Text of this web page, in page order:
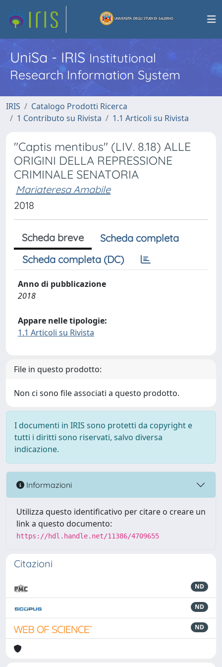
UniSa - IRISInstitutional
Research Information System
IRIS
Catalogo Prodotti Ricerca
1 Contributo su Rivista
1.1 Articoli su Rivista
"Captis mentibus" (LIV. 8.18) ALLE
ORIGINI DELLA REPRESSIONE
CRIMINALE SENATORIA
Mariateresa Amabile
2018
Scheda breve
Scheda completa
Scheda completa (DC)
Anno di pubblicazione
2018
Appare nelle tipologie:
1.1 Articoli su Rivista
File in questo prodotto:
Non ci sono file associati a questo prodotto.
I documenti in IRIS sono protetti da copyright e
tutti i diritti sono riservati, salvo diversa
indicazione.
Informazioni
Utilizza questo identificativo per citare o creare un
link a questo documento:
https://hdl.handle.net/11386/4709655
Citazioni
ND
ND
ND